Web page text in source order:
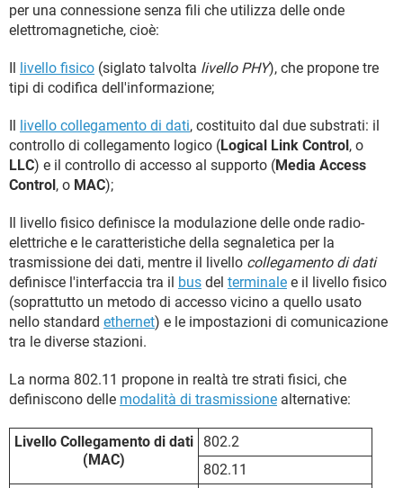
per una connessione senza fili che utilizza delle onde
elettromagnetiche, cioè:
Il livello fisico (siglato talvolta livello PHY), che propone tre
tipi di codifica dell'informazione;
Il livello collegamento di dati, costituito dal due substrati: il
controllo di collegamento logico (Logical Link Control, o
LLC) e il controllo di accesso al supporto (Media Access
Control, o MAC);
Il livello fisico definisce la modulazione delle onde radio-
elettriche e le caratteristiche della segnaletica per la
trasmissione dei dati, mentre il livello collegamento di dati
definisce l'interfaccia tra il bus del terminale e il livello fisico
(soprattutto un metodo di accesso vicino a quello usato
nello standard ethernet) e le impostazioni di comunicazione
tra le diverse stazioni.
La norma 802.11 propone in realtà tre strati fisici, che
definiscono delle modalità di trasmissione alternative:
Livello Collegamento di dati
(MAC)
802.2
802.11